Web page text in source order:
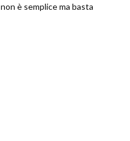
è semplice ma basta